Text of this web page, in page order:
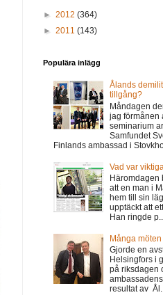
► 2012 (364)
► 2011 (143)
Populära inlägg
Ålands
tillgång?
Måndagen
jag förmånen
seminarium
Samfundet
Finlands ambassad i
Vad var
Häromdagen
att en man i
hem till sin
upptäckt att
Han ringde
Många
Gjorde en
Helsingfors i
på riksdagen
resultat av